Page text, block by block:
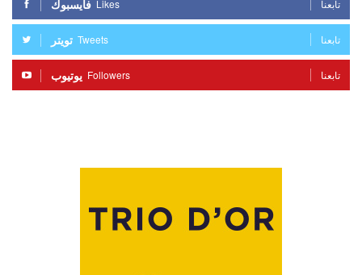
فايسبوك Likes تابعنا
تويتر Tweets تابعنا
يوتيوب Followers تابعنا